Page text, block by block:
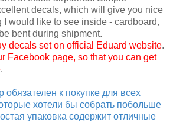
decals, which will give you nice
I would like to see inside - cardboard,
bent during shipment.
decals set on official Eduard website.
Facebook page, so that you can get
.
к покупке для всех
хотели бы собрать побольше
упаковка содержит отличные